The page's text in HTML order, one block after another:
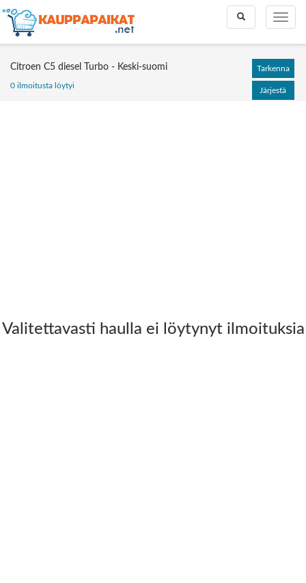
Toggle
Toggle
search
Citroen C5 diesel Turbo - Keski-suomi
0 ilmoitusta löytyi
Tarkenna
Järjestä
Valitettavasti haulla ei löytynyt ilmoituksia